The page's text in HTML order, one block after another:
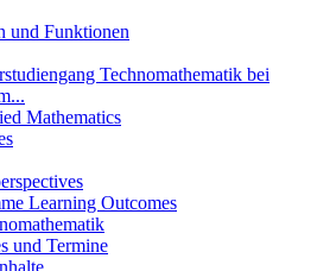
und Funktionen
Technomathematik bei
Mathematics
Learning Outcomes
und Termine